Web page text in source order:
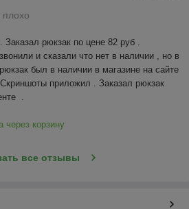
рюкзак по цене 82 руб .
и сказали что нет в наличии , но в
был в наличии в магазине на сайте
приложил . Заказал рюкзак
.
через корзину
все отзывы